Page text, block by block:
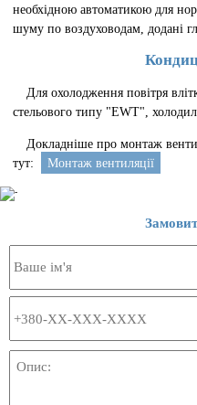
необхідною автоматикою для
шуму по воздуховодам, додані
Для охолодження повітря
стельового типу "EWT",
Докладніше про монтаж
тут:
Монтаж вентиляції